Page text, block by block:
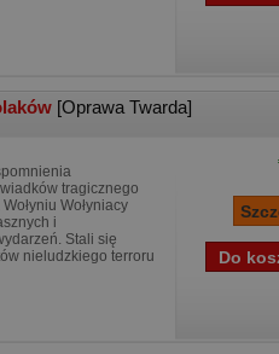
[Oprawa Twarda]
tragicznego
Wołyniacy
i
Stali się
nieludzkiego terroru